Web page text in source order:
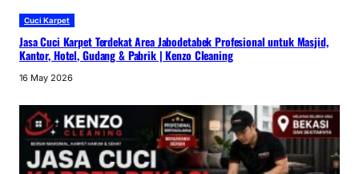
Cuci Karpet
Jasa Cuci Karpet Terdekat Area Jabodetabek Profesional untuk Masjid,
Kantor, Hotel, Gudang & Pabrik | Kenzo Cleaning
16 May 2026